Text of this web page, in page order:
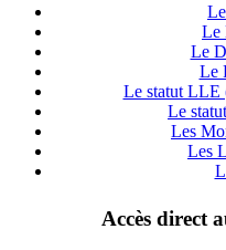
Le
Le
Le
Le statut LLE
Le
Les
Les
Accès direct